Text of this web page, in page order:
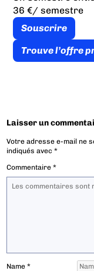
36 €/ semestre
Souscrire
Trouve l’offre
Laisser un
Votre adresse e-mail ne
indiqués avec*
Commentaire*
Name*